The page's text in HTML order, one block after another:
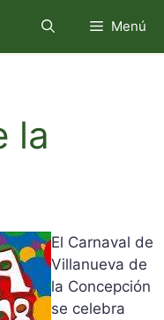
Menú
la
El Carnaval de
Villanueva de
la Concepción
se celebra